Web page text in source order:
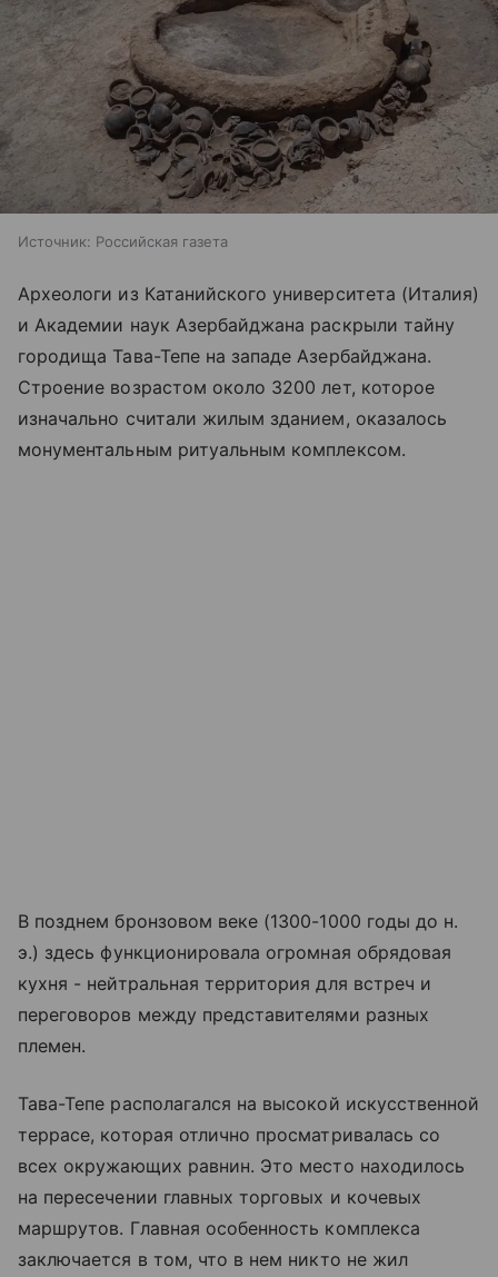
Источник: Российская газета
Археологи из Катанийского университета (Италия)
и Академии наук Азербайджана раскрыли тайну
городища Тава-Тепе на западе Азербайджана.
Строение возрастом около 3200 лет, которое
изначально считали жилым зданием, оказалось
монументальным ритуальным комплексом.
В позднем бронзовом веке (1300-1000 годы до н.
э.) здесь функционировала огромная обрядовая
кухня - нейтральная территория для встреч и
переговоров между представителями разных
племен.
Тава-Тепе располагался на высокой искусственной
террасе, которая отлично просматривалась со
всех окружающих равнин. Это место находилось
на пересечении главных торговых и кочевых
маршрутов. Главная особенность комплекса
заключается в том, что в нем никто не жил